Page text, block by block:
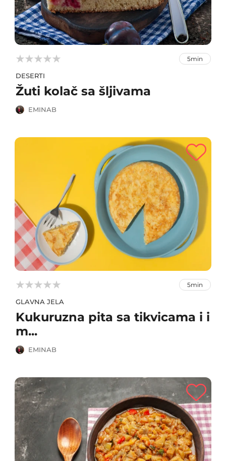


 5min
DESERTI
Žuti kolač sa šljivama
EMINAB


 5min
GLAVNA JELA
Kukuruzna pita sa tikvicama i i
m...
EMINAB